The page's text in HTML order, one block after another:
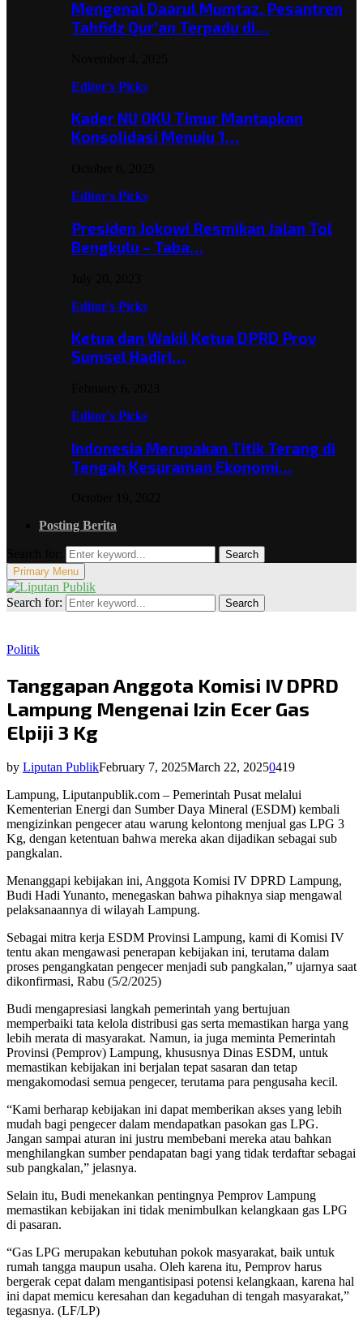
Mengenal Daarul Mumtaz, Pesantren
Tahfidz Qur’an Terpadu di…
Editor's Picks
Kader NU OKU Timur Mantapkan
Konsolidasi Menuju 1…
Editor's Picks
Presiden Jokowi Resmikan Jalan Tol
Bengkulu – Taba…
Editor's Picks
Ketua dan Wakil Ketua DPRD Prov
Sumsel Hadiri…
Editor's Picks
Indonesia Merupakan Titik Terang di
Tengah Kesuraman Ekonomi…
Posting Berita
Search
Primary Menu
Search for: Search
Politik
Tanggapan Anggota Komisi IV DPRD
Lampung Mengenai Izin Ecer Gas
Elpiji 3 Kg
by Liputan PublikFebruary 7, 2025March 22, 20250419
Lampung, Liputanpublik.com – Pemerintah Pusat melalui
Kementerian Energi dan Sumber Daya Mineral (ESDM) kembali
mengizinkan pengecer atau warung kelontong menjual gas LPG 3
Kg, dengan ketentuan bahwa mereka akan dijadikan sebagai sub
pangkalan.
Menanggapi kebijakan ini, Anggota Komisi IV DPRD Lampung,
Budi Hadi Yunanto, menegaskan bahwa pihaknya siap mengawal
pelaksanaannya di wilayah Lampung.
Sebagai mitra kerja ESDM Provinsi Lampung, kami di Komisi IV
tentu akan mengawasi penerapan kebijakan ini, terutama dalam
proses pengangkatan pengecer menjadi sub pangkalan,” ujarnya saat
dikonfirmasi, Rabu (5/2/2025)
Budi mengapresiasi langkah pemerintah yang bertujuan
memperbaiki tata kelola distribusi gas serta memastikan harga yang
lebih merata di masyarakat. Namun, ia juga meminta Pemerintah
Provinsi (Pemprov) Lampung, khususnya Dinas ESDM, untuk
memastikan kebijakan ini berjalan tepat sasaran dan tetap
mengakomodasi semua pengecer, terutama para pengusaha kecil.
“Kami berharap kebijakan ini dapat memberikan akses yang lebih
mudah bagi pengecer dalam mendapatkan pasokan gas LPG.
Jangan sampai aturan ini justru membebani mereka atau bahkan
menghilangkan sumber pendapatan bagi yang tidak terdaftar sebagai
sub pangkalan,” jelasnya.
Selain itu, Budi menekankan pentingnya Pemprov Lampung
memastikan kebijakan ini tidak menimbulkan kelangkaan gas LPG
di pasaran.
“Gas LPG merupakan kebutuhan pokok masyarakat, baik untuk
rumah tangga maupun usaha. Oleh karena itu, Pemprov harus
bergerak cepat dalam mengantisipasi potensi kelangkaan, karena hal
ini dapat memicu keresahan dan kegaduhan di tengah masyarakat,”
tegasnya. (LF/LP)